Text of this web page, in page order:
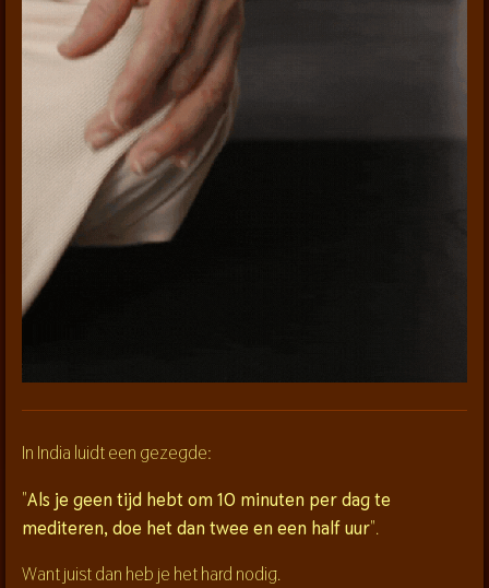
In India luidt een gezegde:
"Als je geen tijd hebt om 10 minuten per dag te
mediteren, doe het dan twee en een half uur".
Want juist dan heb je het hard nodig.